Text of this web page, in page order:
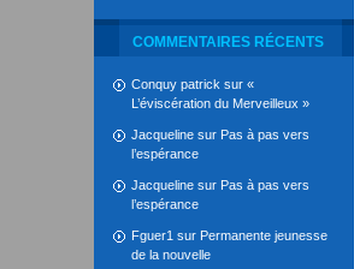
COMMENTAIRES RÉCENTS
Conquy patrick sur «
L’éviscération du Merveilleux »
Jacqueline sur Pas à pas vers
l’espérance
Jacqueline sur Pas à pas vers
l’espérance
Fguer1 sur Permanente jeunesse
de la nouvelle